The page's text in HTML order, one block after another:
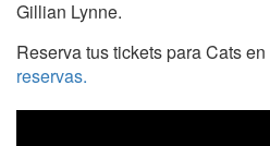
Gillian Lynne.
Reserva tus tickets para Cats en
reservas.